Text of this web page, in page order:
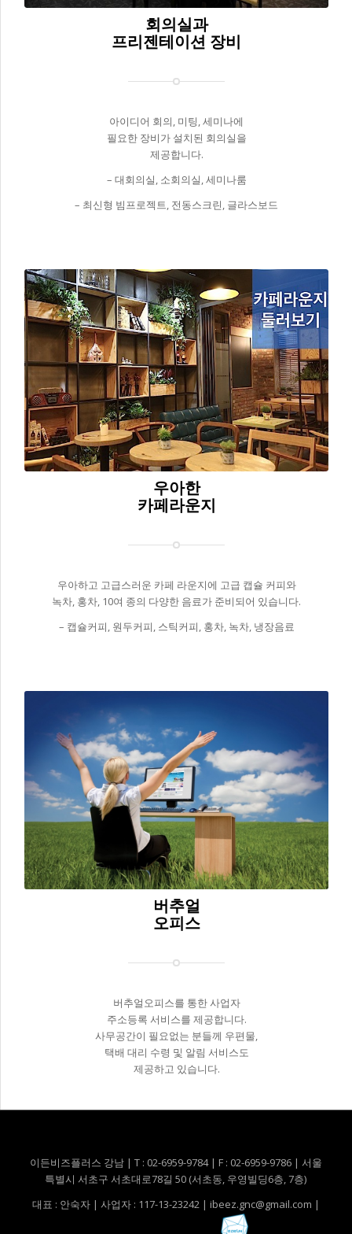
회의실과
프리젠테이션 장비
아이디어 회의, 미팅, 세미나에
필요한 장비가 설치된 회의실을
제공합니다.
– 대회의실, 소회의실, 세미나룸
– 최신형 빔프로젝트, 전동스크린, 글라스보드
우아한
카페라운지
우아하고 고급스러운 카페 라운지에 고급 캡슐 커피와
녹차, 홍차, 10여 종의 다양한 음료가 준비되어 있습니다.
– 캡슐커피, 원두커피, 스틱커피, 홍차, 녹차, 냉장음료
버추얼
오피스
버추얼오피스를 통한 사업자
주소등록 서비스를 제공합니다.
사무공간이 필요없는 분들께 우편물,
택배 대리 수령 및 알림 서비스도
제공하고 있습니다.
이든비즈플러스 강남 | T : 02-6959-9784 | F : 02-6959-9786 | 서울
특별시 서초구 서초대로78길 50 (서초동, 우영빌딩6층, 7층)
대표 : 안숙자 | 사업자 : 117-13-23242 | ibeez.gnc@gmail.com |